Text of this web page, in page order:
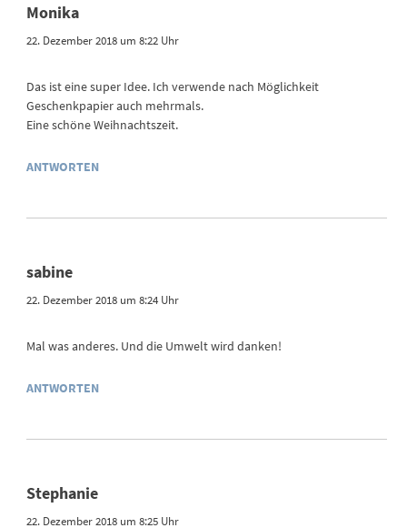
Monika
22. Dezember 2018 um 8:22 Uhr
Das ist eine super Idee. Ich verwende nach Möglichkeit
Geschenkpapier auch mehrmals.
Eine schöne Weihnachtszeit.
ANTWORTEN
sabine
22. Dezember 2018 um 8:24 Uhr
Mal was anderes. Und die Umwelt wird danken!
ANTWORTEN
Stephanie
22. Dezember 2018 um 8:25 Uhr